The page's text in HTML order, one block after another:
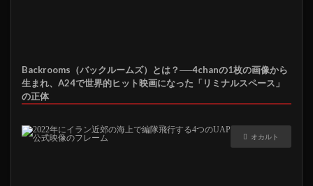
Backrooms（バックルームズ）とは？──4chanの1枚の画像から
生まれ、A24で世界的ヒット映画になった「リミナルスペース」
の正体
オカルト